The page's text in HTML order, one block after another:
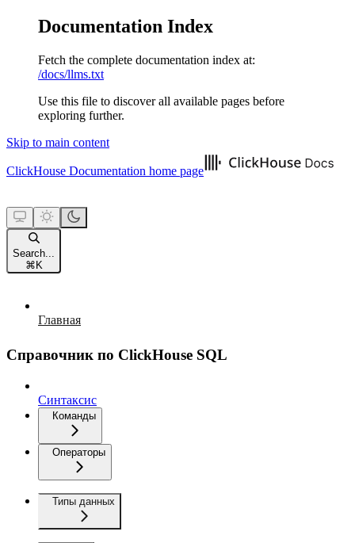
Documentation Index
Fetch the complete documentation index at:
/docs/llms.txt
Use this file to discover all available pages before
exploring further.
Skip to main content
ClickHouse Documentation home page
Search...
⌘ K
Главная
Справочник по ClickHouse SQL
Синтаксис
Команды
Операторы
Типы данных